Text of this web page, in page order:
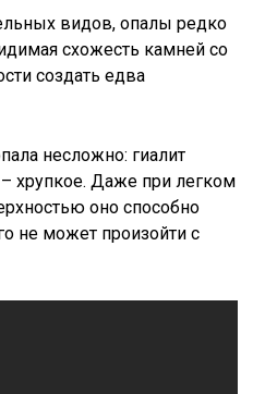
видов, опалы редко
схожесть камней со
создать едва
несложно: гиалит
хрупкое. Даже при легком
оно способно
не может произойти с